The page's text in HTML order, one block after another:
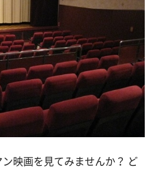
映画を見てみませんか？ ど